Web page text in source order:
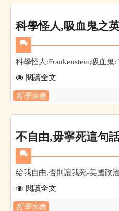
科學怪人,吸血鬼之
科學怪人:Frankenstein;吸血鬼:
閱讀全文
哲學宗教
不自由,毋寧死這句
給我自由,否則讓我死-美國政
閱讀全文
哲學宗教